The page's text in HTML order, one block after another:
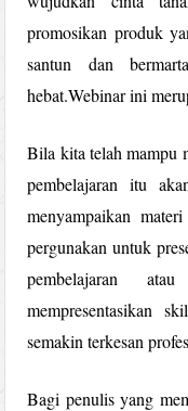
promosikan produk
santun dan
hebat.Webinar ini
Bila kita telah mampu
pembelajaran itu
menyampaikan
pergunakan untuk
pembelajaran
mempresentasikan
semakin terkesan
Bagi penulis yang